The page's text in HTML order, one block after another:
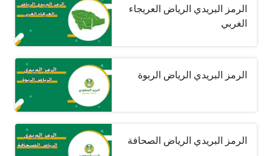
الرمز البريدي الرياض العريجاء
الغربي
الرمز البريدي الرياض الربوة
الرمز البريدي الرياض الصحافة